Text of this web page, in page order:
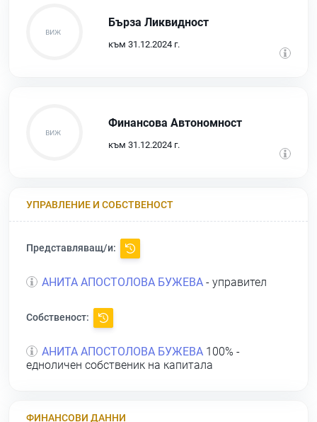
Бърза Ликвидност
към 31.12.2024 г.
Финансова Автономност
към 31.12.2024 г.
УПРАВЛЕНИЕ И СОБСТВЕНОСТ
Представляващ/и:
АНИТА АПОСТОЛОВА БУЖЕВА - управител
Собственост:
АНИТА АПОСТОЛОВА БУЖЕВА 100% -
едноличен собственик на капитала
ФИНАНСОВИ ДАННИ